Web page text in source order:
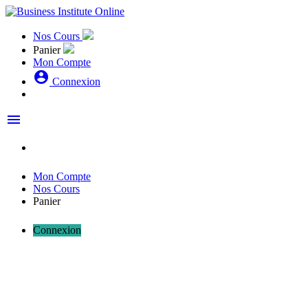
Nos Cours
Panier
Mon Compte
account_circle Connexion
menu
Mon Compte
Nos Cours
Panier
Connexion